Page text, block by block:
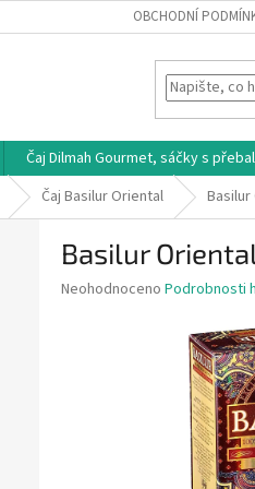
OBCHODNÍ
Čaj Dilmah Gourmet, sáčky s
Čaj Basilur Oriental
Basilur
Průměrné
Neohodnoceno Podrobnosti